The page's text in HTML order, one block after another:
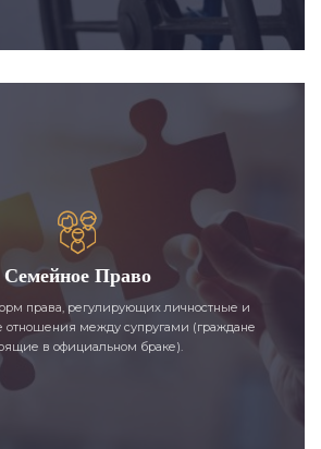
Семейное Право
права, регулирующих личностные и
между супругами (граждане
в официальном браке).